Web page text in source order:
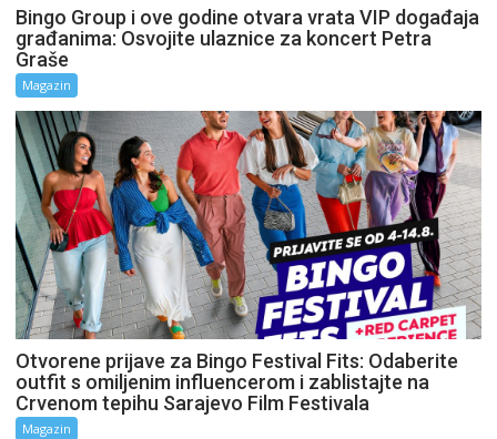
Bingo Group i ove godine otvara vrata VIP događaja
građanima: Osvojite ulaznice za koncert Petra
Graše
Magazin
Otvorene prijave za Bingo Festival Fits: Odaberite
outfit s omiljenim influencerom i zablistajte na
Crvenom tepihu Sarajevo Film Festivala
Magazin